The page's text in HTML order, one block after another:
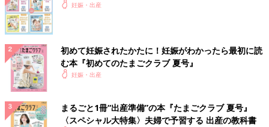
妊娠・出産
初めて妊娠されたかたに！妊娠がわかったら最初に読
む本『初めてのたまごクラブ 夏号』
妊娠・出産
まるごと1冊“出産準備”の本『たまごクラブ 夏号』
〈スペシャル大特集〉夫婦で予習する 出産の教科書